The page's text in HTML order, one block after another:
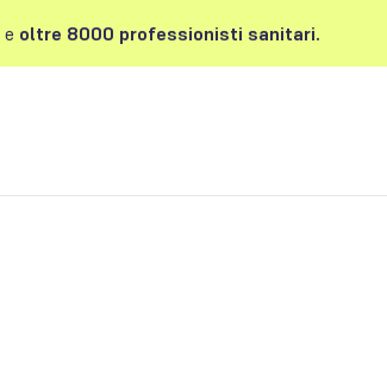
e oltre 8000 professionisti sanitari.